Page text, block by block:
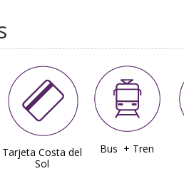
Tarjeta Costa del
Sol
Bus + Tren